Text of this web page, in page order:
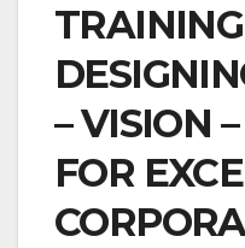
– VISION
FOR